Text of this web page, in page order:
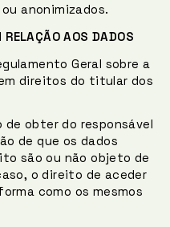
anonimizados.
AOS DADOS
Geral sobre a
direitos do titular dos
obter do responsável
de que os dados
são ou não objeto de
o direito de aceder
como os mesmos